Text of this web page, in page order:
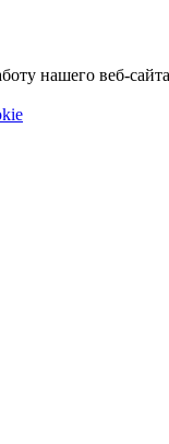
нашего веб-